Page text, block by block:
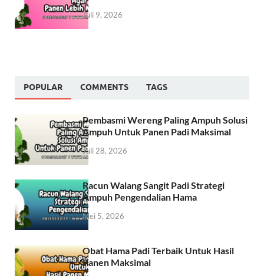
Juli 9, 2026
POPULAR COMMENTS TAGS
Pembasmi Wereng Paling Ampuh Solusi
Ampuh Untuk Panen Padi Maksimal
Juli 28, 2026
Racun Walang Sangit Padi Strategi
Ampuh Pengendalian Hama
Mei 5, 2026
Obat Hama Padi Terbaik Untuk Hasil
Panen Maksimal